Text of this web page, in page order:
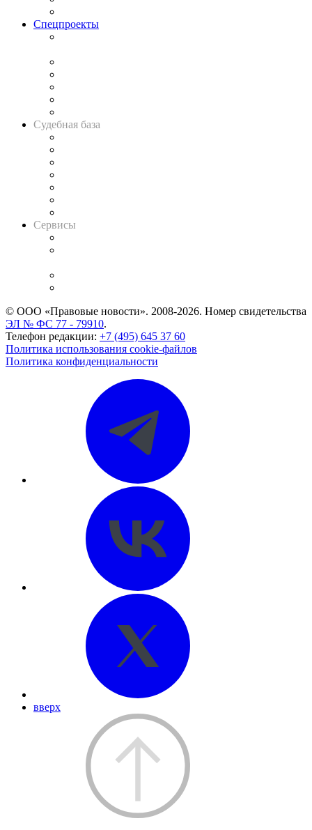
Спецпроекты
Судебная база
Сервисы
© ООО «Правовые новости». 2008-2026. Номер свидетельства
ЭЛ № ФС 77 - 79910.
Телефон редакции: +7 (495) 645 37 60
Политика использования cookie-файлов
Политика конфиденциальности
вверх